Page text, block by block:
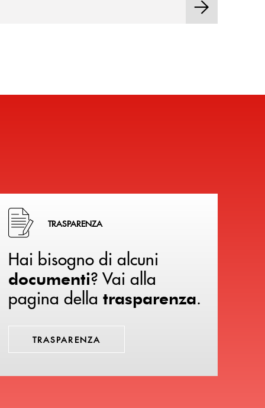
Hai bisogno di alcuni documenti ? Vai alla pagina della
TRASPARENZA
Hai bisogno di alcuni
documenti? Vai alla
pagina della trasparenza.
TRASPARENZA